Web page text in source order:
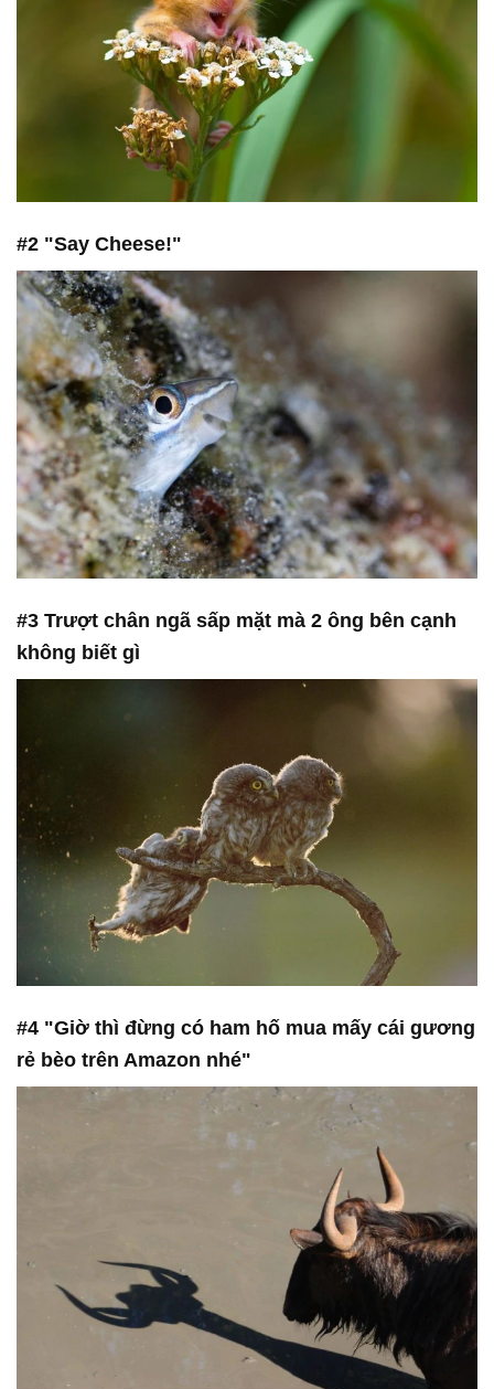
#2 "Say Cheese!"
#3 Trượt chân ngã sấp mặt mà 2 ông bên cạnh
không biết gì
#4 "Giờ thì đừng có ham hố mua mấy cái gương
rẻ bèo trên Amazon nhé"